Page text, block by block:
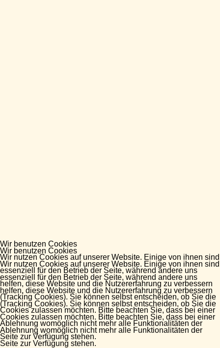
Wir benutzen Cookies
Wir nutzen Cookies auf unserer Website. Einige von ihnen sind
essenziell für den Betrieb der Seite, während andere uns
helfen, diese Website und die Nutzererfahrung zu verbessern
(Tracking Cookies). Sie können selbst entscheiden, ob Sie die
Cookies zulassen möchten. Bitte beachten Sie, dass bei einer
Ablehnung womöglich nicht mehr alle Funktionalitäten der
Seite zur Verfügung stehen.
Wir benutzen Cookies
Wir nutzen Cookies auf unserer Website. Einige von ihnen sind
essenziell für den Betrieb der Seite, während andere uns
helfen, diese Website und die Nutzererfahrung zu verbessern
(Tracking Cookies). Sie können selbst entscheiden, ob Sie die
Cookies zulassen möchten. Bitte beachten Sie, dass bei einer
Ablehnung womöglich nicht mehr alle Funktionalitäten der
Seite zur Verfügung stehen.